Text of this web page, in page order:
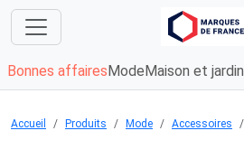
Bonnes affaires Mode Maison et jardin
Accueil Produits Mode Accessoires